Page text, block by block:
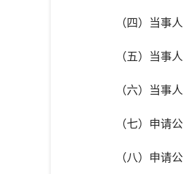
（四）当事人
（五）当事人
（六）当事人
（七）申请公
（八）申请公